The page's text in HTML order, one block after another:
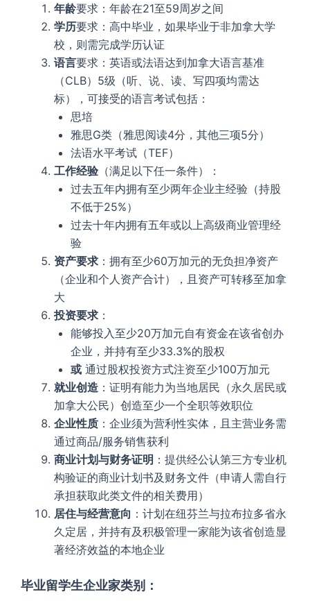
年龄要求：年龄在21至59周岁之间
学历要求：高中毕业，如果毕业于非加拿大学
校，则需完成学历认证
语言要求：英语或法语达到加拿大语言基准
（CLB）5级（听、说、读、写四项均需达
标），可接受的语言考试包括：
思培
雅思G类（雅思阅读4分，其他三项5分）
法语水平考试（TEF）
工作经验 （满足以下任一条件）：
过去五年内拥有至少两年企业主经验（持股
不低于25%）
过去十年内拥有五年或以上高级商业管理经
验
资产要求 ：拥有至少60万加元的无负担净资产
（企业和个人资产合计），且资产可转移至加拿
大
投资要求 ：
能够投入至少20万加元自有资金在该省创办
企业，并持有至少33.3%的股权
或 通过股权投资方式注资至少100万加元
就业创造 ：证明有能力为当地居民（永久居民或
加拿大公民）创造至少一个全职等效职位
企业性质 ：企业须为营利性实体，且主营业务需
通过商品/服务销售获利
商业计划与财务证明 ：提供经公认第三方专业机
构验证的商业计划书及财务文件（申请人需自行
承担获取此类文件的相关费用）
居住与经营意向 ：计划在纽芬兰与拉布拉多省永
久定居，并持有及积极管理一家能为该省创造显
著经济效益的本地企业
毕业留学生企业家类别：